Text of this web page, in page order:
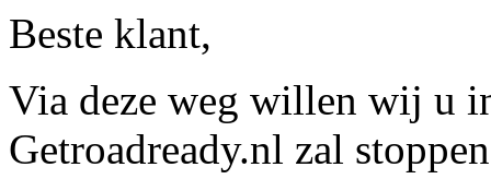
Beste klant,
Via deze weg willen wij u
Getroadready.nl zal